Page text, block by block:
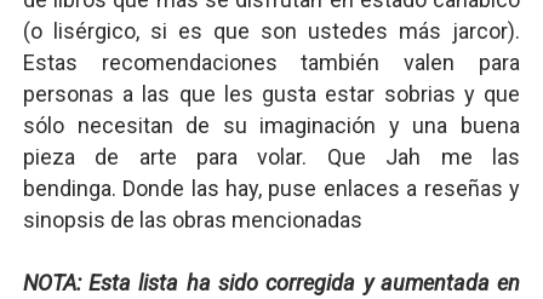
(o lisérgico, si es que son ustedes más jarcor).
Estas recomendaciones también valen para
personas a las que les gusta estar sobrias y que
sólo necesitan de su imaginación y una buena
pieza de arte para volar. Que Jah me las
bendinga. Donde las hay, puse enlaces a reseñas y
sinopsis de las obras mencionadas
NOTA: Esta lista ha sido corregida y aumentada en